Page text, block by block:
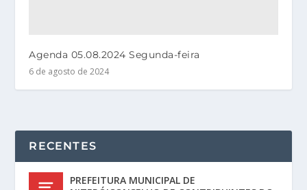
Agenda 05.08.2024 Segunda-feira
6 de agosto de 2024
RECENTES
PREFEITURA MUNICIPAL DE